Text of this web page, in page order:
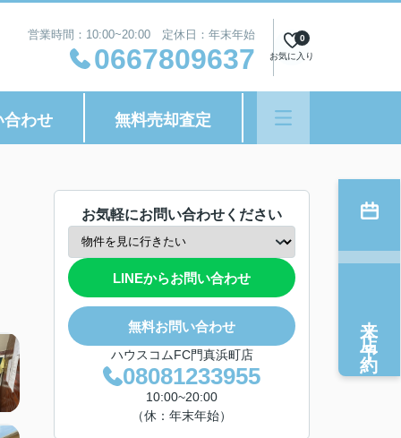
営業時間：10:00~20:00 定休日：年末年始
0667809637 お気に入り
0
合わせ 無料売却査定
お気軽にお問い合わせください
LINEからお問い合わせ
無料お問い合わせ
ハウスコムFC門真浜町店
08081233955
10:00~20:00
（休：年末年始）
来店予約